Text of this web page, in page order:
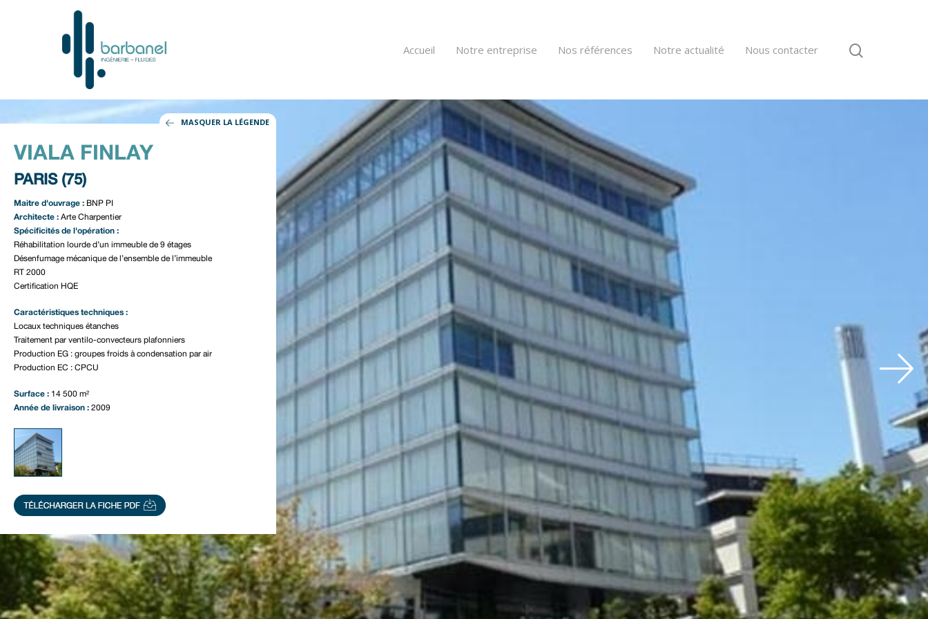
Accueil Notre entreprise Nos références Notre actualité Nous contacter
MASQUER LA LÉGENDE
VIALA FINLAY
PARIS (75)
Maitre d'ouvrage : BNP PI
Architecte : Arte Charpentier
Spécificités de l'opération :
Réhabilitation lourde d’un immeuble de 9 étages
Désenfumage mécanique de l’ensemble de l’immeuble
RT 2000
Certification HQE
Caractéristiques techniques :
Locaux techniques étanches
Traitement par ventilo-convecteurs plafonniers
Production EG : groupes froids à condensation par air
Production EC : CPCU
Surface : 14 500 m²
Année de livraison : 2009